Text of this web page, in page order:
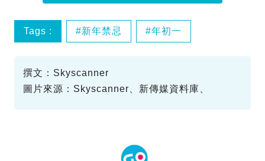
Tags : 新年禁忌 年初一
撰文：Skyscanner
圖片來源：Skyscanner、新傳媒資料庫、